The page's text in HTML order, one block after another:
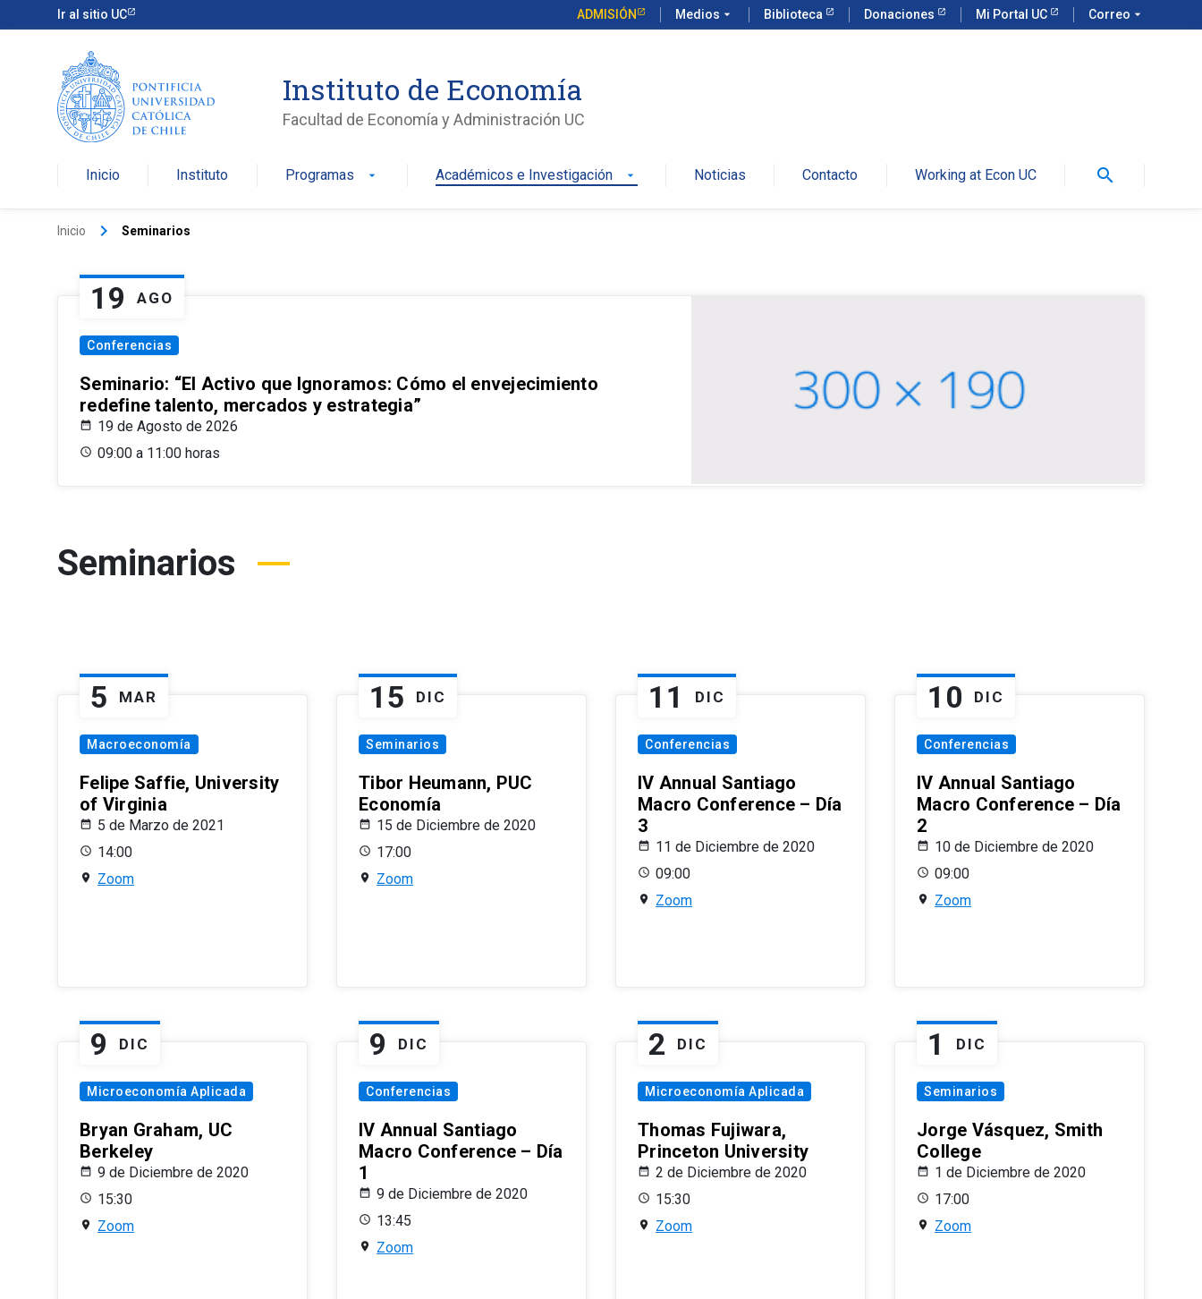
Ir al sitio UC ADMISIÓN Medios arrow_drop_down Biblioteca Donaciones Mi Portal UC Correo arrow_drop_down
Instituto de Economía
Facultad de Economía y Administración UC
Inicio Instituto Programas arrow_drop_down Académicos e Investigación arrow_drop_down Noticias Contacto Working at Econ UC search
Inicio keyboard_arrow_right Seminarios
19 AGO
Conferencias
Seminario: “El Activo que Ignoramos: Cómo el envejecimiento
redefine talento, mercados y estrategia”
19 de Agosto de 2026
09:00 a 11:00 horas
Seminarios
5 MAR
Macroeconomía
Felipe Saffie, University
of Virginia
5 de Marzo de 2021
14:00
Zoom
15 DIC
Seminarios
Tibor Heumann, PUC
Economía
15 de Diciembre de 2020
17:00
Zoom
11 DIC
Conferencias
IV Annual Santiago
Macro Conference – Día
3
11 de Diciembre de 2020
09:00
Zoom
10 DIC
Conferencias
IV Annual Santiago
Macro Conference – Día
2
10 de Diciembre de 2020
09:00
Zoom
9 DIC
Microeconomía Aplicada
Bryan Graham, UC
Berkeley
9 de Diciembre de 2020
15:30
Zoom
9 DIC
Conferencias
IV Annual Santiago
Macro Conference – Día
1
9 de Diciembre de 2020
13:45
Zoom
2 DIC
Microeconomía Aplicada
Thomas Fujiwara,
Princeton University
2 de Diciembre de 2020
15:30
Zoom
1 DIC
Seminarios
Jorge Vásquez, Smith
College
1 de Diciembre de 2020
17:00
Zoom